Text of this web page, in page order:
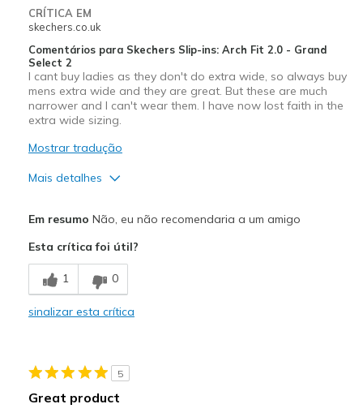
CRÍTICA EM
skechers.co.uk
Comentários para Skechers Slip-ins: Arch Fit 2.0 - Grand
Select 2
I cant buy ladies as they don't do extra wide, so always buy
mens extra wide and they are great. But these are much
narrower and I can't wear them. I have now lost faith in the
extra wide sizing.
Mostrar tradução
Mais detalhes
View On Shoes
Shoes are for Wearing
Em resumo Não, eu não recomendaria a um amigo
Esta crítica foi útil?
1 0
sinalizar esta crítica
5
Great product